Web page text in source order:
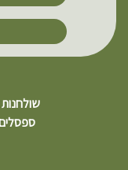
שולחנות